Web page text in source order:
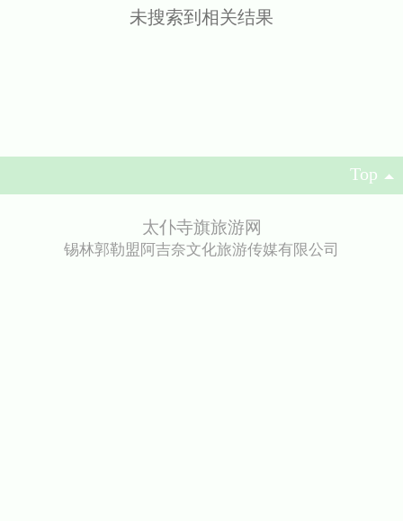
未搜索到相关结果
Top
太仆寺旗旅游网
锡林郭勒盟阿吉奈文化旅游传媒有限公司